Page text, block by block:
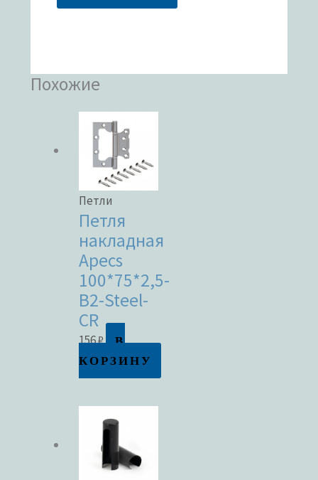
Похожие
Петли
Петля
накладная
Apecs
100*75*2,5-
B2-Steel-
CR
156₽
В
КОРЗИНУ